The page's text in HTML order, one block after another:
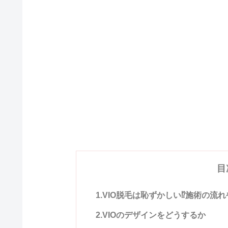
1.VIO脱毛は恥ずかしい⁉施術の流
2.VIOのデザインをどうするか